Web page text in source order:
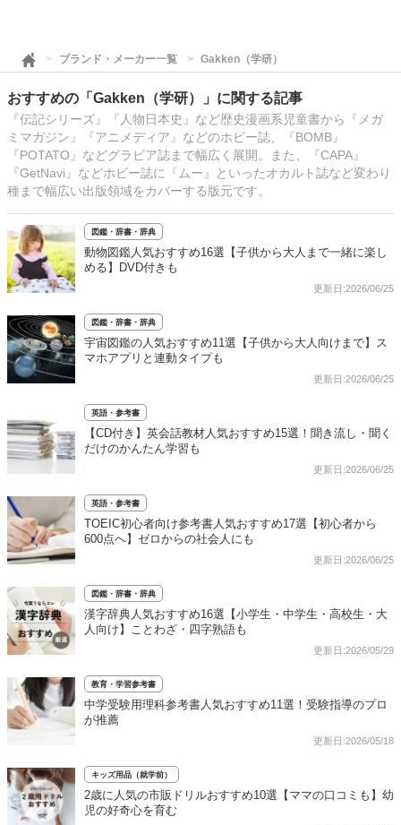
ブランド・メーカー一覧 Gakken（学研）
おすすめの「Gakken（学研）」に関する記事
『伝記シリーズ』『人物日本史』など歴史漫画系児童書から『メガ
ミマガジン』『アニメディア』などのホビー誌、『BOMB』
『POTATO』などグラビア誌まで幅広く展開。また、『CAPA』
『GetNavi』などホビー誌に『ムー』といったオカルト誌など変わり
種まで幅広い出版領域をカバーする版元です。
図鑑・辞書・辞典
動物図鑑人気おすすめ16選【子供から大人まで一緒に楽し
める】DVD付きも
更新日:2026/06/25
図鑑・辞書・辞典
宇宙図鑑の人気おすすめ11選【子供から大人向けまで】ス
マホアプリと連動タイプも
更新日:2026/06/25
英語・参考書
【CD付き】英会話教材人気おすすめ15選！聞き流し・聞く
だけのかんたん学習も
更新日:2026/06/25
英語・参考書
TOEIC初心者向け参考書人気おすすめ17選【初心者から
600点へ】ゼロからの社会人にも
更新日:2026/06/25
図鑑・辞書・辞典
漢字辞典人気おすすめ16選【小学生・中学生・高校生・大
人向け】ことわざ・四字熟語も
更新日:2026/05/29
教育・学習参考書
中学受験用理科参考書人気おすすめ11選！受験指導のプロ
が推薦
更新日:2026/05/18
キッズ用品（就学前）
2歳に人気の市販ドリルおすすめ10選【ママの口コミも】幼
児の好奇心を育む